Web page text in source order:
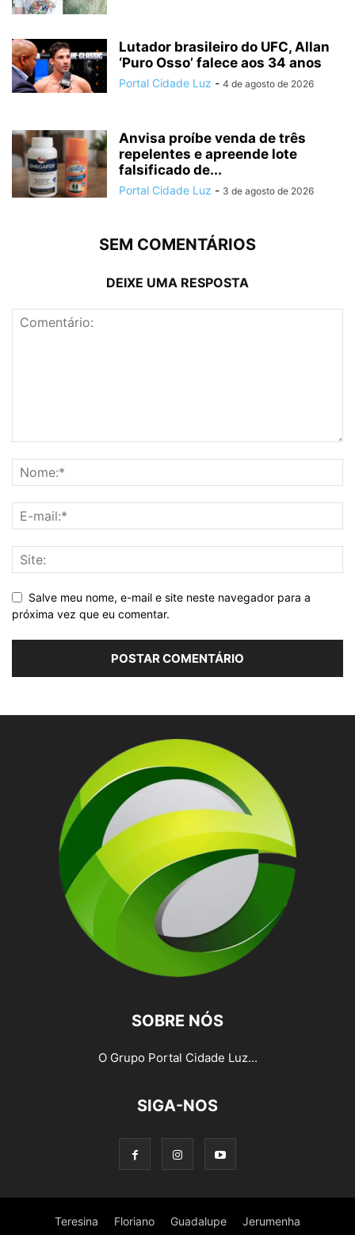
Lutador brasileiro do UFC, Allan
‘Puro Osso’ falece aos 34 anos
Portal Cidade Luz - 4 de agosto de 2026
Anvisa proíbe venda de três
repelentes e apreende lote
falsificado de...
Portal Cidade Luz - 3 de agosto de 2026
SEM COMENTÁRIOS
DEIXE UMA RESPOSTA
Salve meu nome, e-mail e site neste navegador para a
próxima vez que eu comentar.
SOBRE NÓS
O Grupo Portal Cidade Luz...
SIGA-NOS
Teresina Floriano Guadalupe Jerumenha